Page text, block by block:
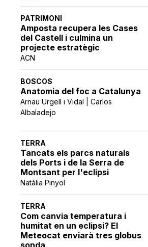
PATRIMONI
Amposta recupera les Cases
del Castell i culmina un
projecte estratègic
ACN
BOSCOS
Anatomia del foc a Catalunya
Arnau Urgell i Vidal | Carlos
Albaladejo
TERRA
Tancats els parcs naturals
dels Ports i de la Serra de
Montsant per l'eclipsi
Natàlia Pinyol
TERRA
Com canvia temperatura i
humitat en un eclipsi? El
Meteocat enviarà tres globus